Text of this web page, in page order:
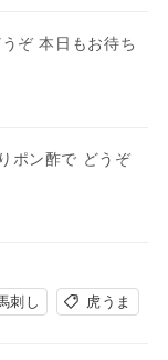
ぞ 本日もお待ち
ン酢で どうぞ
刺し 虎うま